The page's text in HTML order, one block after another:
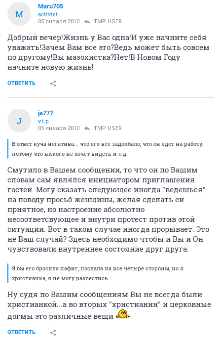
M
Maru705
activist
05 января 2010 TMP USER
Добрый вечер!Жизнь у Вас одна!И уже начните себя
уважать!Зачем Вам все это?Ведь может быть совсем
по другому!Вы мазохистка?Нет!В Новом Году
начните новую жизнь!
ОТВЕТИТЬ
J
ja777
v.i.p.
05 января 2010 TMP USER
В ответ куча негатива... что его все задолбало, что он едет на работу,
потому что никого не хочет видеть и т.д.
Смутило в Вашем сообщении, то что он по Вашим
словам сам являлся инициатором приглашения
гостей. Могу сказать следующее иногда "ведешься"
на поводу просьб женщины, желая сделать ей
приятное, но настроение абсолютно
несоответсвующее и внутри протест против этой
ситуации. Вот в таком случае иногда прорывает. Это
не Ваш случай? Здесь необходимо чтобы и Вы и Он
чувствовали внутреннее состояние друг друга.
Я бы его бросила нафиг, послала на все четыре стороны, но я
христианка, я не могу развестись.
Ну судя по Вашим сообщениям Вы не всегда были
христианкой...а во вторых "христианин" и церковные
догмы это различные вещи
ОТВЕТИТЬ